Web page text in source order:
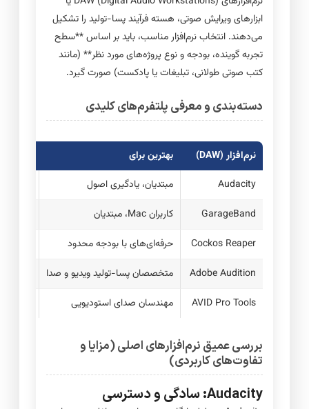
ابزارهای ویرایش صوتی، هسته فرآیند پسا-تولید را تشکیل
می‌دهند. انتخاب نرم‌افزار مناسب، باید بر اساس **سطح
تجربه گوینده، بودجه و نوع پروژه‌های مورد نظر** (مانند
کتب صوتی طولانی، تبلیغات یا پادکست) صورت گیرد.
دسته‌بندی و معرفی پلتفرم‌های کلیدی
نرم‌افزار (DAW) بهترین برای
Audacity
مبتدیان، یادگیری اصول
GarageBand
کاربران Mac، مبتدیان
Cockos Reaper
حرفه‌ای‌های با بودجه محدود
Adobe Audition
متخصصان پسا-تولید ویدیو و صدا
AVID Pro Tools
مهندسان صدای استودیویی
بررسی عمیق نرم‌افزارهای اصلی (مزایا و
تفاوت‌های کاربردی)
Audacity: سادگی و دسترسی